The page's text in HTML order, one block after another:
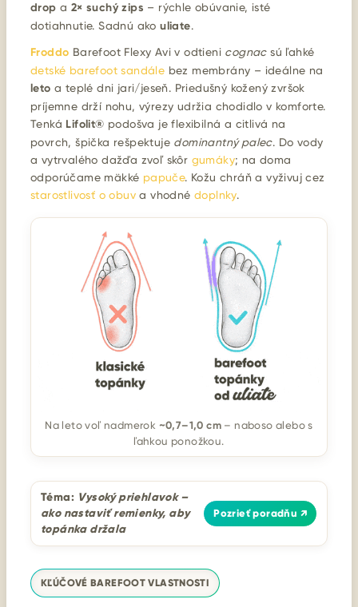
drop a 2× suchý zips – rýchle obúvanie, isté
dotiahnutie. Sadnú akouliate.
Froddo Barefoot Flexy Avi v odtieni cognacsú ľahké
detské barefoot sandále bez membrány – ideálne na
leto a teplé dni jari/jeseň. Priedušný kožený zvršok
príjemne drží nohu, výrezy udržia chodidlo v komforte.
Tenká Lifolit® podošva je flexibilná a citlivá na
povrch, špička rešpektuje dominantný palec. Do vody
a vytrvalého dažďa zvoľ skôr gumáky; na doma
odporúčame mäkké papuče. Kožu chráň a vyživuj cez
starostlivosť o obuv a vhodnédoplnky.
Na leto voľ nadmerok ~0,7–1,0 cm – naboso alebo s
ľahkou ponožkou.
Téma: Vysoký priehlavok –
ako nastaviť remienky, aby
topánka držala
Pozrieť poradňu ↗
KĽÚČOVÉ BAREFOOT VLASTNOSTI